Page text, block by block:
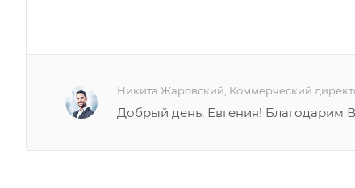
Никита Жаровский, Коммерческий
Добрый день, Евгения! Благодарим